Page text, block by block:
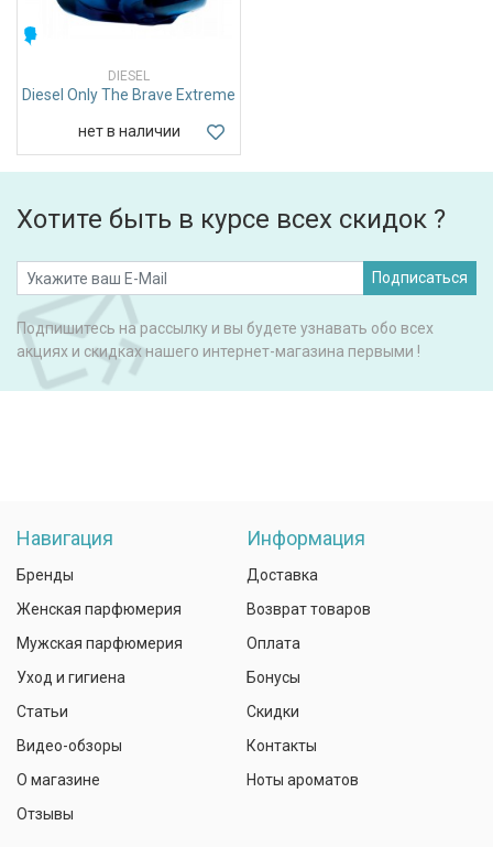
DIESEL
Diesel Only The Brave Extreme
нет в наличии
Хотите быть в курсе всех скидок ?
Подписаться
Подпишитесь на рассылку и вы будете узнавать обо всех
акциях и скидках нашего интернет-магазина первыми !
Навигация
Бренды
Женская парфюмерия
Мужская парфюмерия
Уход и гигиена
Статьи
Видео-обзоры
О магазине
Отзывы
Информация
Доставка
Возврат товаров
Оплата
Бонусы
Скидки
Контакты
Ноты ароматов